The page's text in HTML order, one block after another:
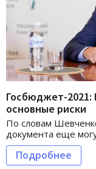
Госбюджет-2021:
основные риски
По словам
документа еще
Подробнее